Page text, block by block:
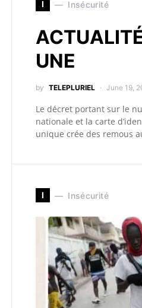
I Insécurité
UNE
by TELEPLURIEL June 19,
Le décret portant sur le
nationale et la carte
unique crée des remous
I Insécurité